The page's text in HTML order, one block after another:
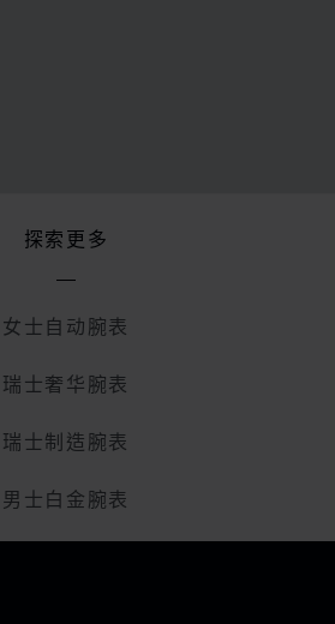
探索更多
女士自动腕表
瑞士奢华腕表
瑞士制造腕表
男士白金腕表